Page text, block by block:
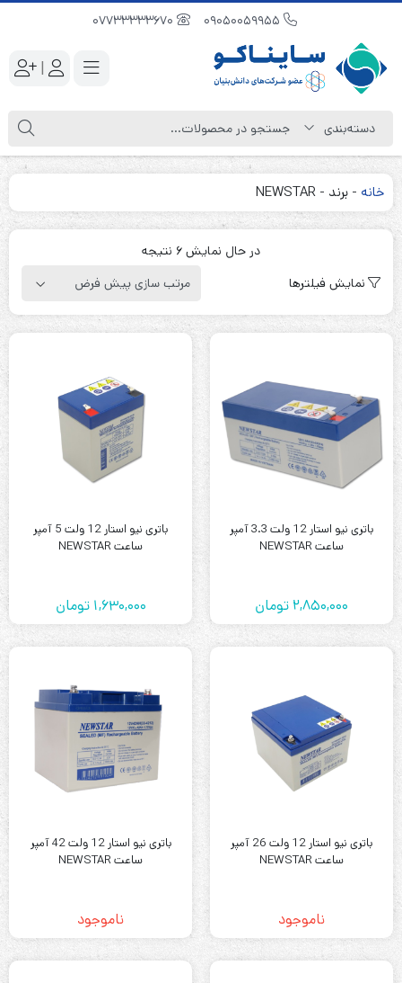
|
خانه - برند -
NEWSTAR
در حال نمایش 6 نتیجه
نمایش فیلترها
باتری نیو استار 12 ولت 3.3 آمپر
ساعت NEWSTAR
2,850,000 تومان
باتری نیو استار 12 ولت 5 آمپر
ساعت NEWSTAR
1,630,000 تومان
باتری نیو استار 12 ولت 26 آمپر
ساعت NEWSTAR
ناموجود
باتری نیو استار 12 ولت 42 آمپر
ساعت NEWSTAR
ناموجود